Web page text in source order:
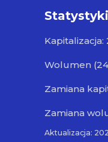
Kapitalizacja:
Wolumen
Zamiana
Zamiana
Aktualizacja: